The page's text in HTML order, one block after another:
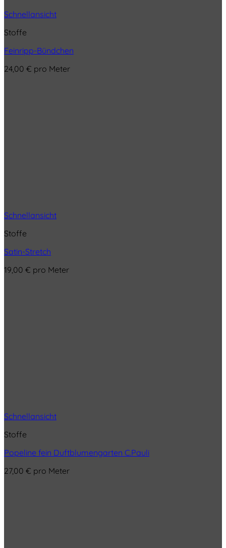
Schnellansicht
Stoffe
Feinripp-Bündchen
24,00 € pro Meter
Schnellansicht
Stoffe
Satin-Stretch
19,00 € pro Meter
Schnellansicht
Stoffe
Popeline fein Duftblumengarten C.Pauli
27,00 € pro Meter